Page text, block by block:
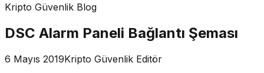
Kripto Güvenlik Blog
DSC Alarm Paneli Bağlantı Şeması
6 Mayıs 2019Kripto Güvenlik Editör